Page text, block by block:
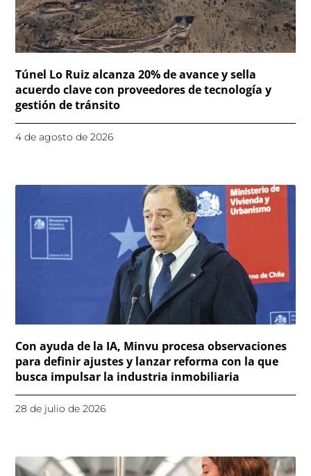
Túnel Lo Ruiz alcanza 20% de avance y sella
acuerdo clave con proveedores de tecnología y
gestión de tránsito
4 de agosto de 2026
Con ayuda de la IA, Minvu procesa observaciones
para definir ajustes y lanzar reforma con la que
busca impulsar la industria inmobiliaria
28 de julio de 2026